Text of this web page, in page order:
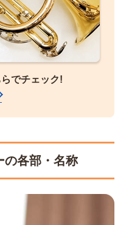
でチェック!
の各部・名称